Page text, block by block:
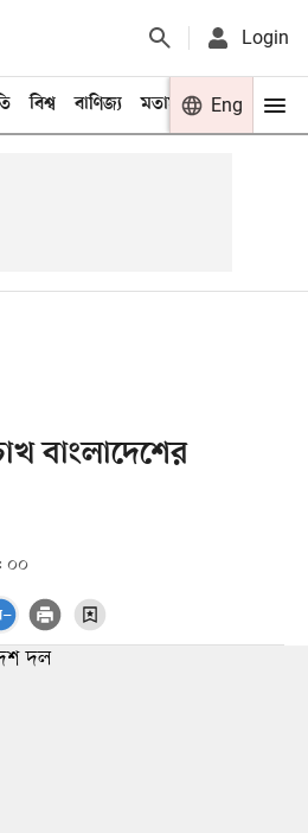
Login
বিশ্ব বাণিজ্য মতামত খেলা
Eng
বাংলাদেশের
০০